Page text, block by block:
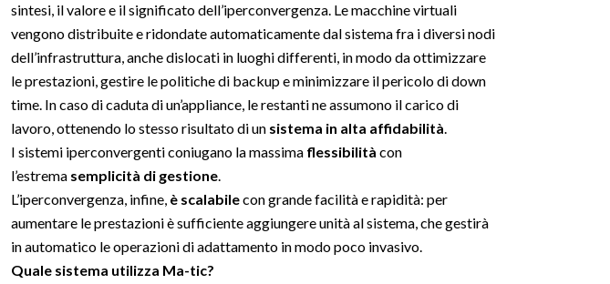
sintesi, il valore e il significato dell’iperconvergenza. Le macchine virtuali
vengono distribuite e ridondate automaticamente dal sistema fra i diversi nodi
dell’infrastruttura, anche dislocati in luoghi differenti, in modo da ottimizzare
le prestazioni, gestire le politiche di backup e minimizzare il pericolo di down
time. In caso di caduta di un’appliance, le restanti ne assumono il carico di
lavoro, ottenendo lo stesso risultato di un sistema in alta affidabilità.
I sistemi iperconvergenti coniugano la massima flessibilità con
l’estrema semplicità di gestione.
L’iperconvergenza, infine, è scalabilecon grande facilità e rapidità: per
aumentare le prestazioni è sufficiente aggiungere unità al sistema, che gestirà
in automatico le operazioni di adattamento in modo poco invasivo.
Quale sistema utilizza Ma-tic?